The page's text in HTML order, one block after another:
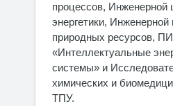
процессов, Инженерной
энергетики,
природных ресурсов,
«Интеллектуальные
системы» и
химических и
ТПУ.